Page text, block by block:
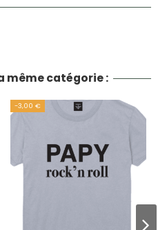
même catégorie :
-3,00 €